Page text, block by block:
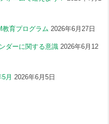
育プログラム 2026年6月27日
ダーに関する意識 2026年6月12
月 2026年6月5日